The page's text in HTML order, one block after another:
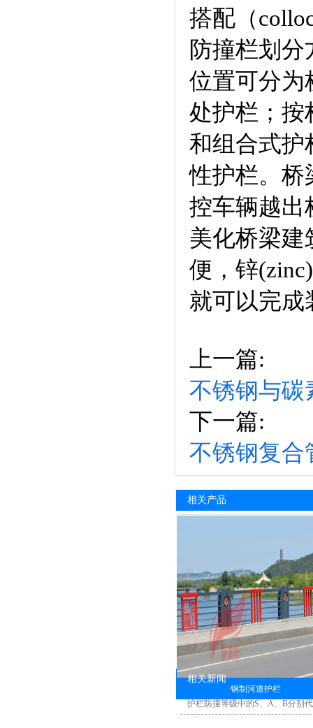
搭配（
防撞栏划
位置可分为
处护栏；按
和组合式护
性护栏。桥
控车辆越出
美化桥梁建
便，锌
就可以完成
上一篇:
不锈钢与碳
下一篇:
不锈钢复合
相关产品
钢制河道护栏
相关新闻
护栏防撞等级中的S、A、B分别